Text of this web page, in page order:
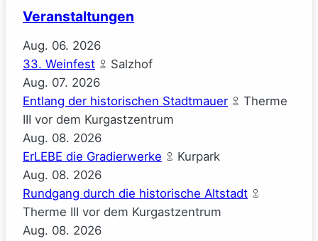
Veranstaltungen
Aug. 06. 2026
33. Weinfest
Salzhof
Aug. 07. 2026
Entlang der historischen Stadtmauer
Therme
III vor dem Kurgastzentrum
Aug. 08. 2026
ErLEBE die Gradierwerke
Kurpark
Aug. 08. 2026
Rundgang durch die historische Altstadt
Therme III vor dem Kurgastzentrum
Aug. 08. 2026